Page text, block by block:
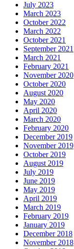
July 2023
March 2023
October 2022
March 2022
October 2021
September 2021
March 2021
February 2021
November 2020
October 2020
August 2020
May 2020
April 2020
March 2020
February 2020
December 2019
November 2019
October 2019
August 2019
July 2019
June 2019
May 2019
April 2019
March 2019
February 2019
January 2019
December 2018
November 2018